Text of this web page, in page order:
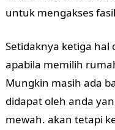
untuk mengakses
Setidaknya ketiga hal
apabila memilih
Mungkin masih ada
didapat oleh anda
mewah. akan tetapi